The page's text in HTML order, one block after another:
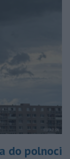
do polnoci